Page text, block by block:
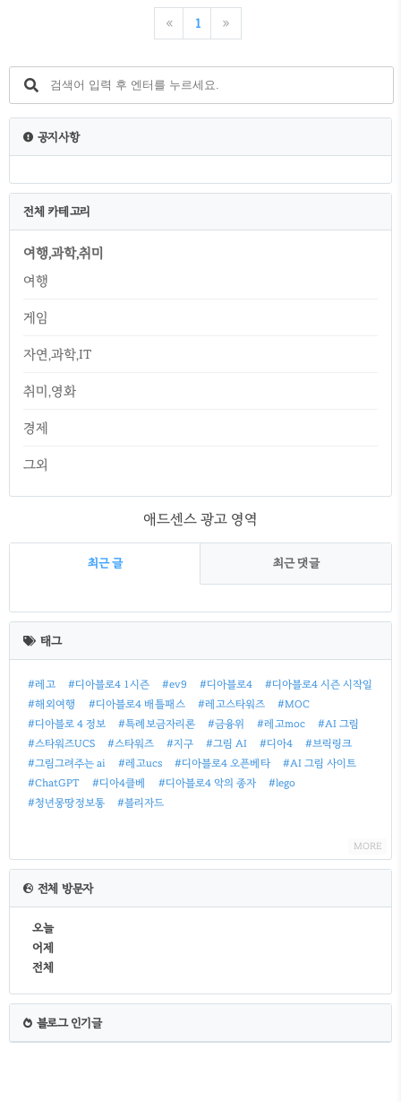
Livestream에서 시즌 1이 발표된 이후 커뮤
니티 내의 일부..
디아블로4 지옥물결 꿀팁 및 지옥물결이란? 8.
디아블로4 선조의 부름 선조런 렙업 던전 소개
11. 디아블로4 보루 위치 정복 지도 12. 디아블
« 1 »
공지사항
전체 카테고리
여행,과학,취미
여행
게임
자연,과학,IT
취미,영화
경제
그외
애드센스 광고 영역
최근 글 최근 댓글
최
근
글
태그
#레고 #디아블로4 1시즌 #ev9 #디아블로4
#디아블로4 시즌 시작일
#해외여행
#디아블로4 배틀패스 #레고스타워즈
#MOC
#디아블로 4 정보
#특례보금자리론 #금융위 #레고moc
#AI 그림
#스타워즈UCS
#스타워즈 #지구 #그림 AI #디아4
#브릭링크
#그림그려주는 ai
#레고ucs #디아블로4 오픈베타
#AI 그림 사이트
#ChatGPT
#디아4클베 #디아블로4 악의 종자
#lego
#청년몽땅정보통
#블리자드
MORE
전체 방문자
오늘
어제
전체
블로그 인기글